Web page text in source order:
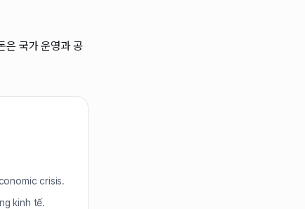
은 국가 운영과 공
crisis.
kinh tế.